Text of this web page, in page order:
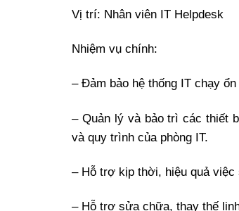
Vị trí: Nhân viên IT Helpdesk
Nhiệm vụ chính:
– Đảm bảo hệ thống IT chạy
– Quản lý và bảo trì các thiết
và quy trình của phòng IT.
– Hỗ trợ kịp thời, hiệu quả việc
– Hỗ trợ sửa chữa, thay thế